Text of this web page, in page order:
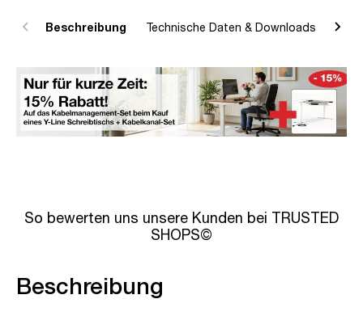
Beschreibung Technische Daten & Downloads
So bewerten uns unsere Kunden bei TRUSTED
SHOPS©
Beschreibung